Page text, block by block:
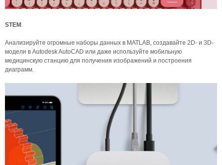
STEM .
Анализируйте огромные наборы данных в MATLAB, создавайте 2D- и 3D-
модели в Autodesk AutoCAD или даже используйте мобильную
медицинскую станцию ​​для получения изображений и построения
диаграмм.